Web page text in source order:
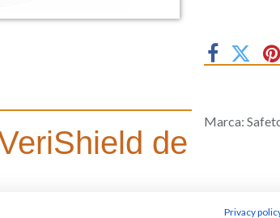
de
Marca:
Privacy